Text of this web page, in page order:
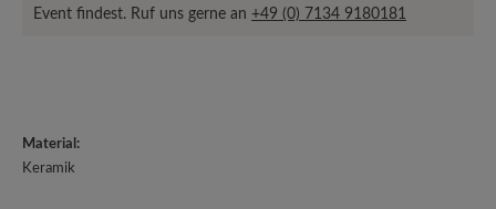
Event findest. Ruf uns gerne an +49 (0) 7134 9180181
Material:
Keramik